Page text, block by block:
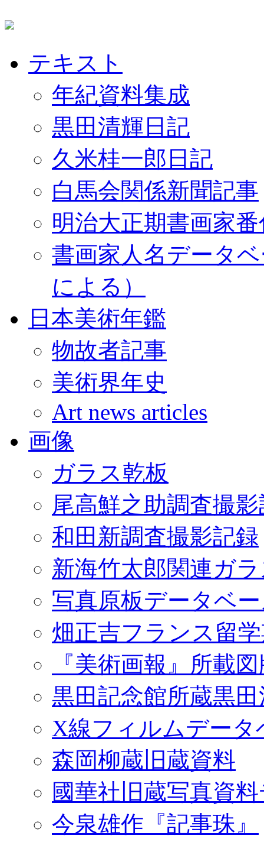
テキスト
年紀資料集成
黒田清輝日記
久米桂一郎日記
白馬会関係新聞記事
明治大正期書画家
書画家人名データ
による）
日本美術年鑑
物故者記事
美術界年史
Art news articles
画像
ガラス乾板
尾高鮮之助調査撮
和田新調査撮影記録
新海竹太郎関連ガ
写真原板データベ
畑正吉フランス留
『美術画報』所載
黒田記念館所蔵黒
X線フィルムデータ
森岡柳蔵旧蔵資料
國華社旧蔵写真資
今泉雄作『記事珠』